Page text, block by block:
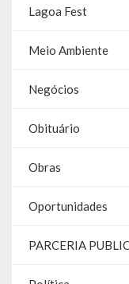
Editais de Licitações
LicitaCon Cidadão
Lei Municipal
Parcerias – LEI
Lagoa Fest
Meio Ambiente
Negócios
Obituário
Obras
Oportunidades
PARCERIA